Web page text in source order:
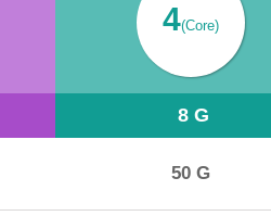
4(Core)
8 G
50 G